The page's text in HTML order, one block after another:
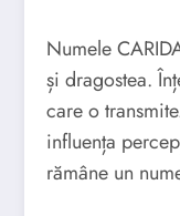
Numele
și dragostea.
care o
influența
rămâne un